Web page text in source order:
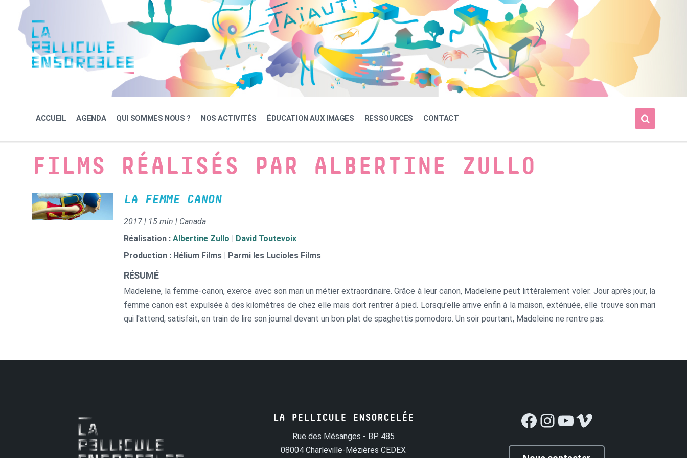
content
navigation
footer
ACCUEIL AGENDA QUI SOMMES NOUS ? NOS ACTIVITÉS ÉDUCATION AUX IMAGES RESSOURCES CONTACT
FILMS RÉALISÉS PAR ALBERTINE ZULLO
LA FEMME CANON
2017 | 15 min | Canada
Réalisation : Albertine Zullo | David Toutevoix
Production : Hélium Films | Parmi les Lucioles Films
RÉSUMÉ
Madeleine, la femme-canon, exerce avec son mari un métier extraordinaire. Grâce à leur canon, Madeleine peut littéralement voler. Jour après jour, la
femme canon est expulsée à des kilomètres de chez elle mais doit rentrer à pied. Lorsqu'elle arrive enfin à la maison, exténuée, elle trouve son mari
qui l'attend, satisfait, en train de lire son journal devant un bon plat de spaghettis pomodoro. Un soir pourtant, Madeleine ne rentre pas.
LA PELLICULE ENSORCELÉE
Rue des Mésanges - BP 485
08004 Charleville-Mézières CEDEX
Facebook
Instagram
YouTube
Vimeo